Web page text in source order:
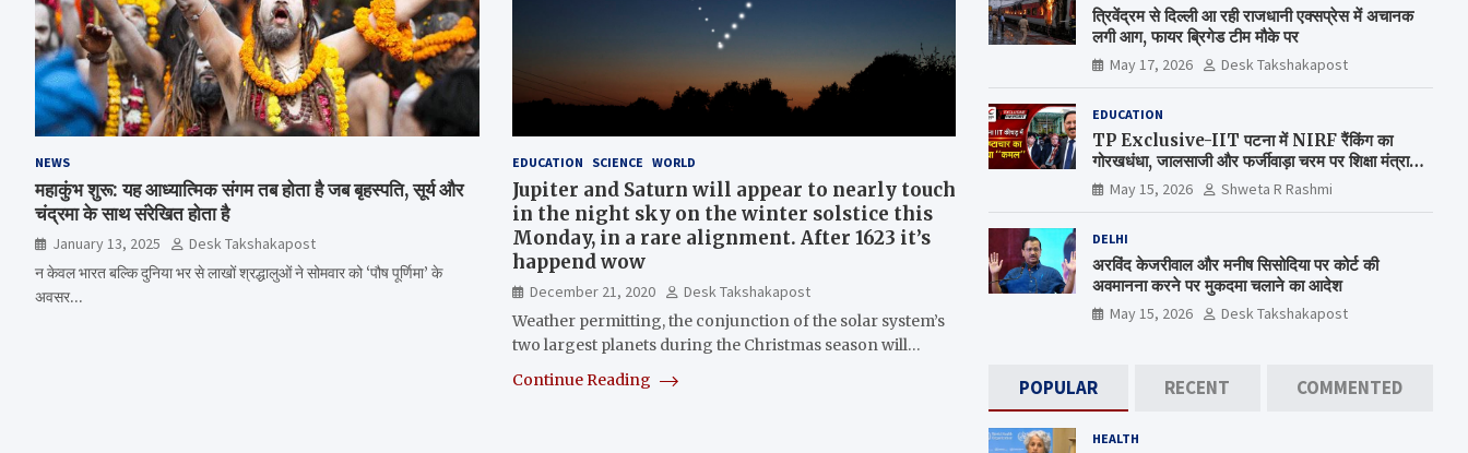
NEWS
महाकुंभ शुरू: यह आध्यात्मिक संगम तब होता है जब बृहस्पति, सूर्य और
चंद्रमा के साथ संरेखित होता है
January 13, 2025
Desk Takshakapost
न केवल भारत बल्कि दुनिया भर से लाखों श्रद्धालुओं ने सोमवार को ‘पौष पूर्णिमा’ के
अवसर…
EDUCATION SCIENCE WORLD
Jupiter and Saturn will appear to nearly touch
in the night sky on the winter solstice this
Monday, in a rare alignment. After 1623 it’s
happend wow
December 21, 2020
Desk Takshakapost
Weather permitting, the conjunction of the solar system’s
two largest planets during the Christmas season will…
Continue Reading
त्रिवेंद्रम से दिल्ली आ रही राजधानी एक्सप्रेस में अचानक
लगी आग, फायर ब्रिगेड टीम मौके पर
May 17, 2026 Desk Takshakapost
EDUCATION
TP Exclusive-IIT पटना में NIRF रैंकिंग का
गोरखधंधा, जालसाजी और फर्जीवाड़ा चरम पर शिक्षा मंत्रालय
कब जागेगा ?
May 15, 2026 Shweta R Rashmi
DELHI
अरविंद केजरीवाल और मनीष सिसोदिया पर कोर्ट की
अवमानना करने पर मुकदमा चलाने का आदेश
May 15, 2026 Desk Takshakapost
POPULAR RECENT COMMENTED
HEALTH